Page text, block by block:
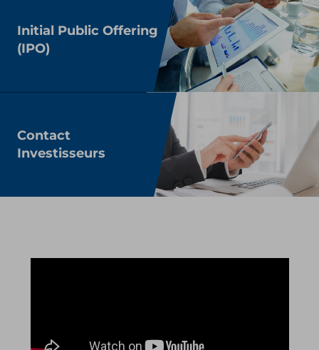
Initial Public Offering
(IPO)
Contact
Investisseurs